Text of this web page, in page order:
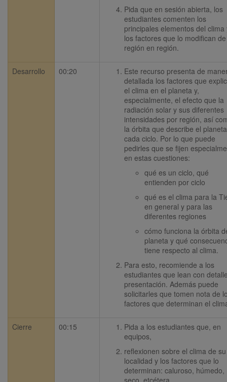
Pida que en sesión abierta, los
estudiantes comenten los
principales elementos del clima
los factores que lo modifican de
región en región.
Desarrollo 00:20
Este recurso presenta de
detallada los factores que
el clima en el planeta y,
especialmente, el efecto que la
radiación solar y sus diferentes
intensidades por región, así
la órbita que describe el planeta
cada ciclo. Por lo que puede
pedirles que se fijen
en estas cuestiones:
qué es un ciclo, qué
entienden por ciclo
qué es el clima para la
en general y para las
diferentes regiones
cómo funciona la órbita
planeta y qué
tiene respecto al clima.
Para esto, recomiende a los
estudiantes que lean con
presentación. Además puede
solicitarles que tomen nota de
factores que determinan el
Cierre 00:15
Pida a los estudiantes que, en
equipos,
reflexionen sobre el clima de su
localidad y los factores que lo
determinan: caluroso, húmedo,
seco, etcétera.